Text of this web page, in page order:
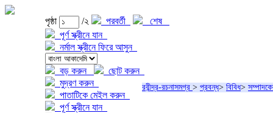
পৃষ্ঠা /২ পরবর্তী
শেষ
পূর্ণ স্ক্রীনে যান
নর্মাল স্ক্রীনে ফিরে আসুন
বড় করুন
ছোট করুন
মুদ্রণ করুন
পাতাটিকে মেইল করুন
পূর্ণ স্ক্রীনে যান
রবীন্দ্র-রচনাসমগ্র > প্রবন্ধ> বিবিধ>